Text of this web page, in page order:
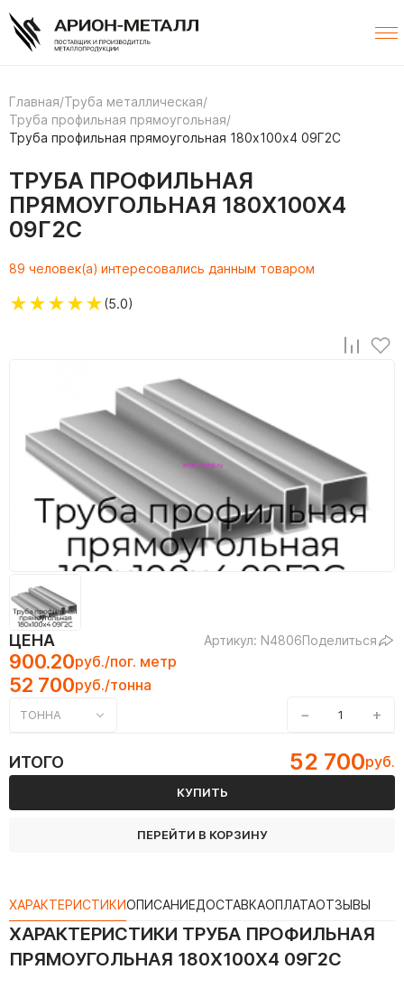
Главная/Труба металлическая/
Труба профильная прямоугольная/
Труба профильная прямоугольная 180х100х4 09Г2С
ТРУБА ПРОФИЛЬНАЯ
ПРЯМОУГОЛЬНАЯ 180Х100Х4
09Г2С
89 человек(а) интересовались данным товаром
★★★★★(5.0)
ЦЕНА Артикул: N4806Поделиться
900.20руб./пог. метр
52 700руб./тонна
ТОННА − +
ИТОГО 52 700руб.
КУПИТЬ
ПЕРЕЙТИ В КОРЗИНУ
ХАРАКТЕРИСТИКИОПИСАНИЕДОСТАВКАОПЛАТАОТЗЫВЫ
ХАРАКТЕРИСТИКИ ТРУБА ПРОФИЛЬНАЯ
ПРЯМОУГОЛЬНАЯ 180Х100Х4 09Г2С